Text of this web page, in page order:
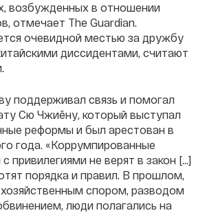
возбужденных в отношении
отмечает The Guardian.
очевидной местью за дружбу
диссидентами, считают
поддерживал связь и помогал
Сю Чжиёну, который выступал
реформы и был арестован в
года. «Коррумпированные
привилегиями не верят в закон [...]
порядка и правил. В прошлом,
спором, разводом
люди полагались на